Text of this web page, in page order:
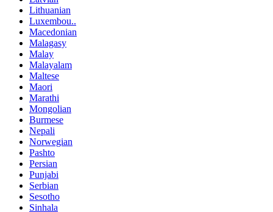
Lithuanian
Luxembou..
Macedonian
Malagasy
Malay
Malayalam
Maltese
Maori
Marathi
Mongolian
Burmese
Nepali
Norwegian
Pashto
Persian
Punjabi
Serbian
Sesotho
Sinhala